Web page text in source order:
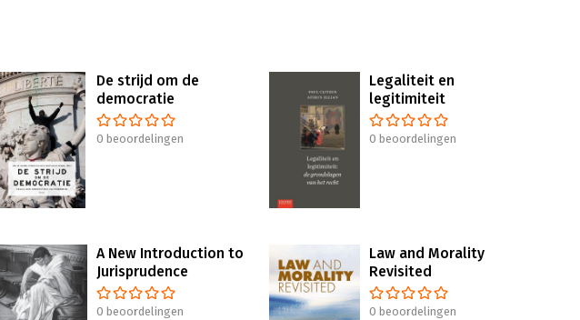
De strijd om de
democratie
0 beoordelingen
Legaliteit en
legitimiteit
0 beoordelingen
A New Introduction to
Jurisprudence
0 beoordelingen
Law and Morality
Revisited
0 beoordelingen